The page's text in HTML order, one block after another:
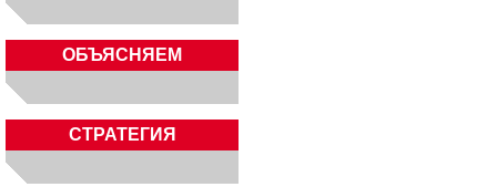
ОБЪЯСНЯЕМ
СТРАТЕГИЯ